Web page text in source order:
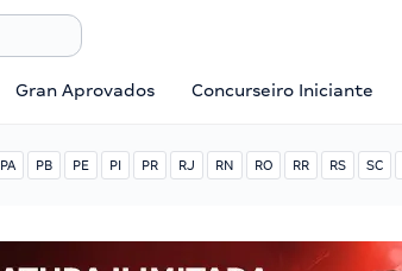
Gran Aprovados Concurseiro Iniciante
PA PB PE PI PR RJ RN RO RR RS SC